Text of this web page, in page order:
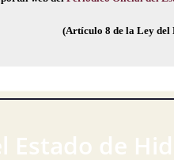
(Artículo 8 de la Ley del
Estado de